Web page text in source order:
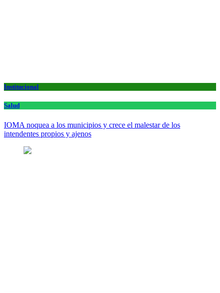
Institucional
Salud
IOMA noquea a los municipios y crece el malestar de los
intendentes propios y ajenos